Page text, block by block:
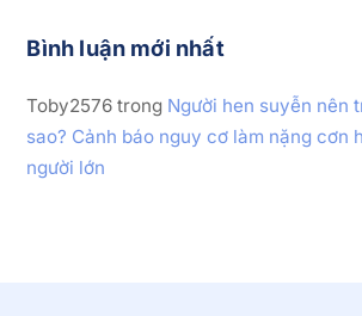
Bình luận mới nhất
Toby2576 trong Người hen suyễn nên
sao? Cảnh báo nguy cơ làm nặng cơn
người lớn